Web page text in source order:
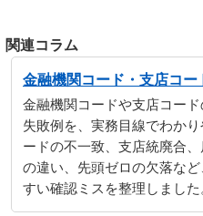
関連コラム
金融機関コード・支店コー
金融機関コードや支店コー
失敗例を、実務目線でわか
ードの不一致、支店統廃合
の違い、先頭ゼロの欠落な
すい確認ミスを整理しました